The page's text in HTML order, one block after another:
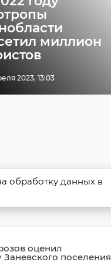
миллион
2023, 13:03
оценил
Заневского поселения
обработку данных в